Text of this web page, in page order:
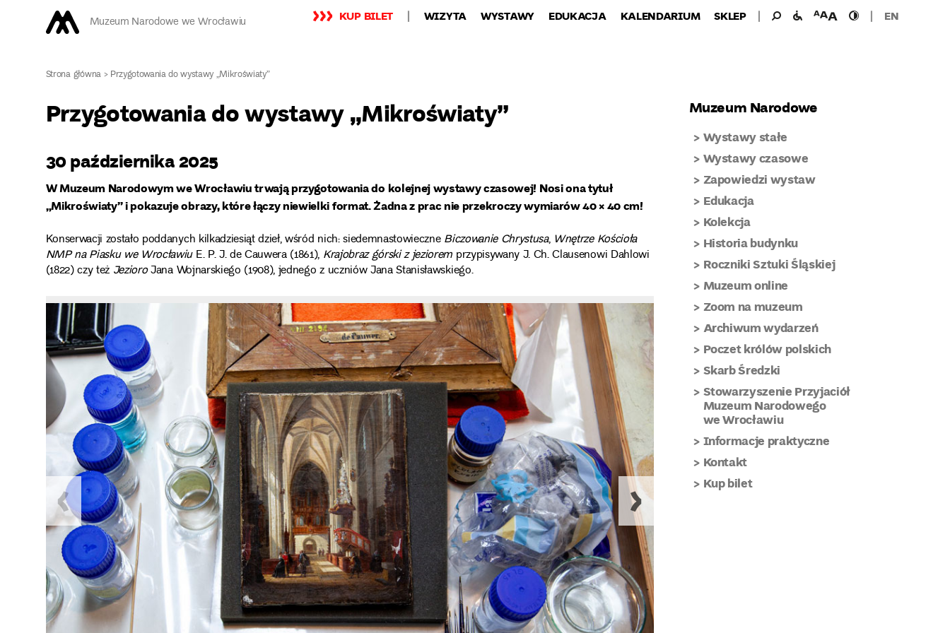
Muzeum Narodowe we Wrocławiu KUP BILET WIZYTA WYSTAWY EDUKACJA KALENDARIUM SKLEP Wyszukaj
Wyszukiwanie
dla:
udogodnieniawielkość
czcionki
wysoki
kontrast
EN
Strona główna>Przygotowania do wystawy „Mikroświaty”
Przygotowania do wystawy „Mikroświaty”
30 października 2025
W Muzeum Narodowym we Wrocławiu trwają przygotowania do kolejnej wystawy czasowej! Nosi ona tytuł
„Mikroświaty” i pokazuje obrazy, które łączy niewielki format. Żadna z prac nie przekroczy wymiarów 40 × 40 cm!
Konserwacji zostało poddanych kilkadziesiąt dzieł, wśród nich: siedemnastowieczneBiczowanie Chrystusa, Wnętrze Kościoła
NMP na Piasku we WrocławiuE. P. J. de Cauwera (1861), Krajobraz górski z jeziorem przypisywany J. Ch. Clausenowi Dahlowi
(1822) czy też JezioroJana Wojnarskiego (1908), jednego z uczniów Jana Stanisławskiego.
Muzeum Narodowe
Wystawy stałe
Wystawy czasowe
Zapowiedzi wystaw
Edukacja
Kolekcja
Historia budynku
Roczniki Sztuki Śląskiej
Muzeum online
Zoom na muzeum
Archiwum wydarzeń
Poczet królów polskich
Skarb Średzki
Stowarzyszenie Przyjaciół
Muzeum Narodowego
we Wrocławiu
Informacje praktyczne
Kontakt
Kup bilet